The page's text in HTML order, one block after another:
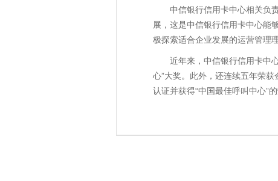
中信银行信用卡中心相关负
展，这是中信银行信用卡中心能
极探索适合企业发展的运营管理
近年来，中信银行信用卡中
心”大奖。此外，还连续五年荣
认证并获得“中国最佳呼叫中心”的